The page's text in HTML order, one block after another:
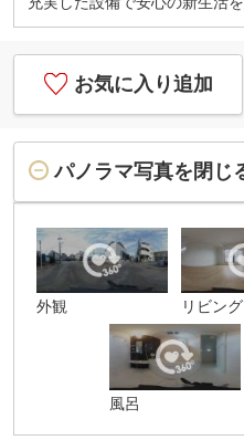
お気に入り追加
パノラマ写真を閉じ
外観 リビング
風呂